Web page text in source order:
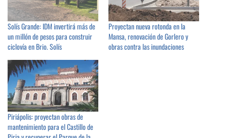
Solís Grande: IDM invertirá más de
un millón de pesos para construir
ciclovía en Brio. Solís
Proyectan nueva rotonda en la
Mansa, renovación de Gorlero y
obras contra las inundaciones
Piriápolis: proyectan obras de
mantenimiento para el Castillo de